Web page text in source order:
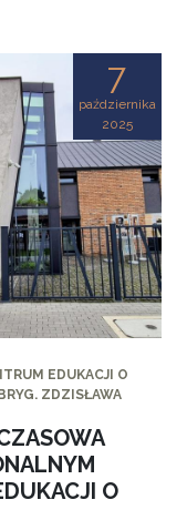
7
października
2025
EDUKACJI O
ZDZISŁAWA
O